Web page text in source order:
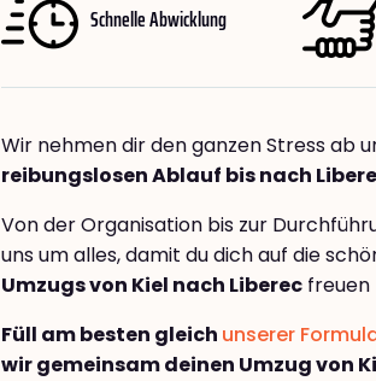
Schnelle Abwicklung
Wir nehmen dir den ganzen Stress ab
reibungslosen Ablauf bis nach
Von der Organisation bis zur
uns um alles, damit du dich auf die
Umzugs von Kiel nach Liberec freuen
Füll am besten gleich unserer
wir gemeinsam deinen Umzug von